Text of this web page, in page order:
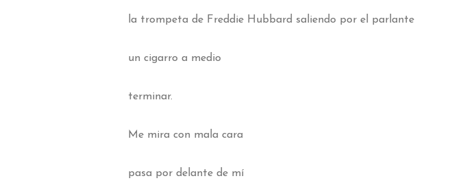
la trompeta de Freddie Hubbard saliendo por el parlante
un cigarro a medio
terminar.
Me mira con mala cara
pasa por delante de mí